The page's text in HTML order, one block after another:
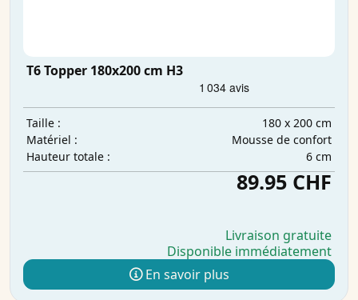
T6 Topper 180x200 cm H3
Taille :
180 x 200 cm
Matériel :
Mousse de confort
Hauteur totale :
6 cm
89.95 CHF
Livraison gratuite
Disponible immédiatement
En savoir plus